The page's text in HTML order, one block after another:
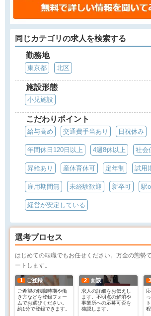
同じカテゴリの求人を検索する
勤務地
東京都 北区
施設形態
小児施設
こだわりポイント
給与高め 交通費手当あり 日祝休み
年間休日120日以上 4週8休以上 社会
昇給あり 産休育休可 定年制 試用
雇用期間無 未経験歓迎 新卒可 駅
経営が安定している
選考プロセス
はじめての転職でもお任せください。万全の態勢
ートします。
1 ご登録
ご希望の転職時期や働
き方などを登録フォー
ムでお選びください。
約1分で登録できます。
2 面談
求人の詳細をお伝えし
ます。不明点の解消や
事業所への応募可否を
確認します。
3